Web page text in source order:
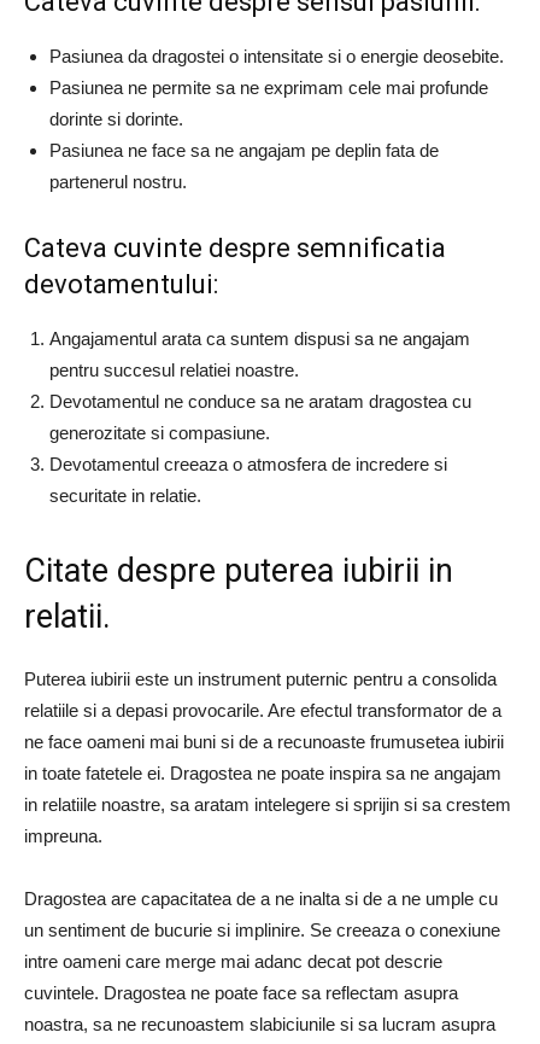
Pasiunea da dragostei o intensitate si o energie deosebite.
Pasiunea ne permite sa ne exprimam cele mai profunde
dorinte si dorinte.
Pasiunea ne face sa ne angajam pe deplin fata de
partenerul nostru.
Cateva cuvinte despre semnificatia
devotamentului:
Angajamentul arata ca suntem dispusi sa ne angajam
pentru succesul relatiei noastre.
Devotamentul ne conduce sa ne aratam dragostea cu
generozitate si compasiune.
Devotamentul creeaza o atmosfera de incredere si
securitate in relatie.
Citate despre puterea iubirii in
relatii.
Puterea iubirii este un instrument puternic pentru a consolida
relatiile si a depasi provocarile. Are efectul transformator de a
ne face oameni mai buni si de a recunoaste frumusetea iubirii
in toate fatetele ei. Dragostea ne poate inspira sa ne angajam
in relatiile noastre, sa aratam intelegere si sprijin si sa crestem
impreuna.
Dragostea are capacitatea de a ne inalta si de a ne umple cu
un sentiment de bucurie si implinire. Se creeaza o conexiune
intre oameni care merge mai adanc decat pot descrie
cuvintele. Dragostea ne poate face sa reflectam asupra
noastra, sa ne recunoastem slabiciunile si sa lucram asupra